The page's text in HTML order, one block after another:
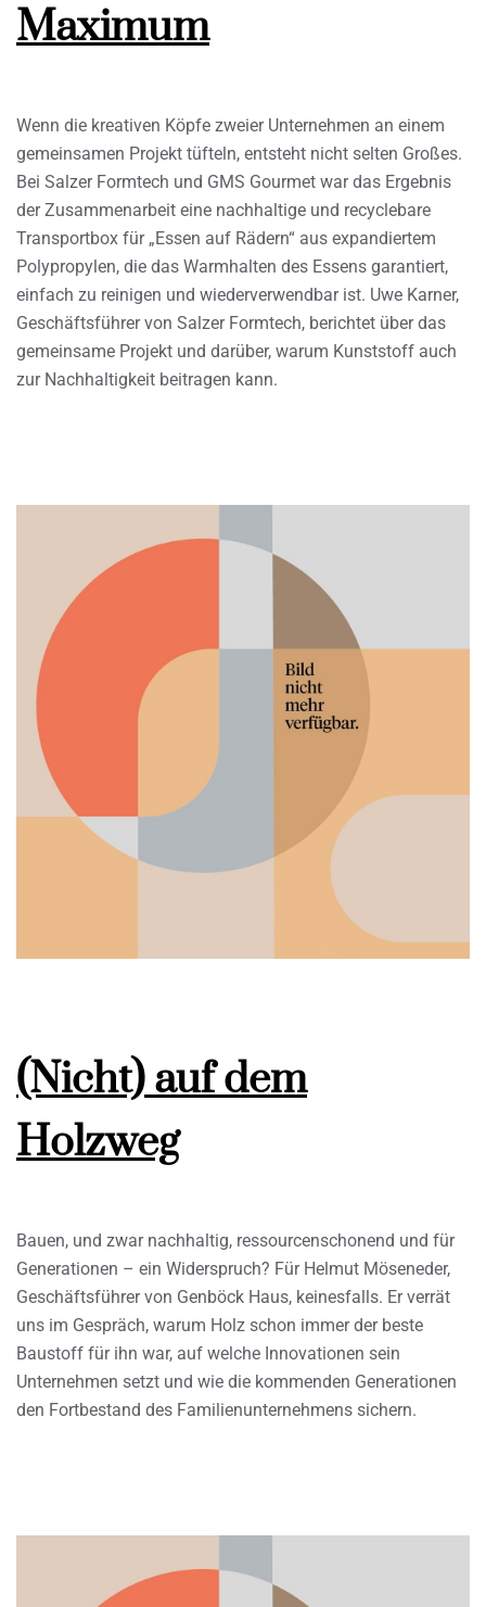
Maximum
Wenn die kreativen Köpfe zweier Unternehmen an einem
gemeinsamen Projekt tüfteln, entsteht nicht selten Großes.
Bei Salzer Formtech und GMS Gourmet war das Ergebnis
der Zusammenarbeit eine nachhaltige und recyclebare
Transportbox für „Essen auf Rädern“ aus expandiertem
Polypropylen, die das Warmhalten des Essens garantiert,
einfach zu reinigen und wiederverwendbar ist. Uwe Karner,
Geschäftsführer von Salzer Formtech, berichtet über das
gemeinsame Projekt und darüber, warum Kunststoff auch
zur Nachhaltigkeit beitragen kann.
(Nicht) auf dem
Holzweg
Bauen, und zwar nachhaltig, ressourcenschonend und für
Generationen – ein Widerspruch? Für Helmut Möseneder,
Geschäftsführer von Genböck Haus, keinesfalls. Er verrät
uns im Gespräch, warum Holz schon immer der beste
Baustoff für ihn war, auf welche Innovationen sein
Unternehmen setzt und wie die kommenden Generationen
den Fortbestand des Familienunternehmens sichern.